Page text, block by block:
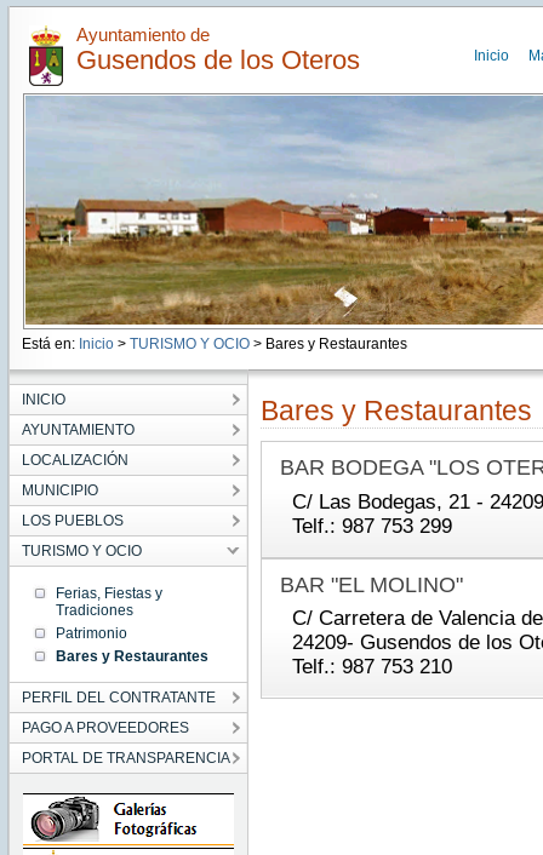
Ayuntamiento de
Gusendos de los Oteros Inicio
Está en: Inicio > TURISMO Y OCIO> Bares y Restaurantes
INICIO
AYUNTAMIENTO
LOCALIZACIÓN
MUNICIPIO
LOS PUEBLOS
TURISMO Y OCIO
Ferias, Fiestas y
Tradiciones
Patrimonio
Bares y Restaurantes
PERFIL DEL CONTRATANTE
PAGO A PROVEEDORES
PORTAL DE TRANSPARENCIA
Bares y Restaurantes
BAR BODEGA "LOS
C/ Las Bodegas, 21 -
Telf.: 987 753 299
BAR "EL MOLINO"
C/ Carretera de Valencia
24209- Gusendos de los
Telf.: 987 753 210